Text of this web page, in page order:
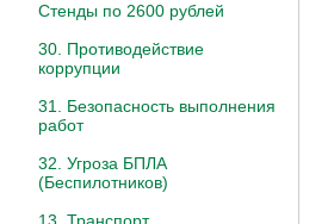
Стенды по 2600 рублей
30. Противодействие
коррупции
31. Безопасность выполнения
работ
32. Угроза БПЛА
(Беспилотников)